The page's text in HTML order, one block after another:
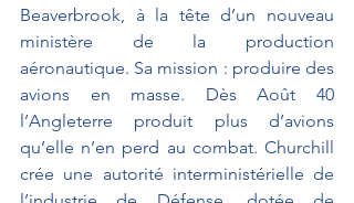
Beaverbrook, à la tête d’un nouveau
ministère de la production
aéronautique. Sa mission : produire des
avions en masse. Dès Août 40
l’Angleterre produit plus d’avions
qu’elle n’en perd au combat. Churchill
crée une autorité interministérielle de